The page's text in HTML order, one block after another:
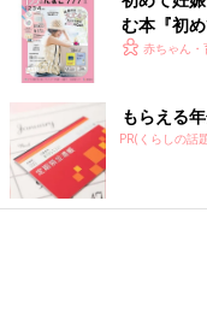
む本『初
赤ちゃん・
もらえる
PR(くらしの話